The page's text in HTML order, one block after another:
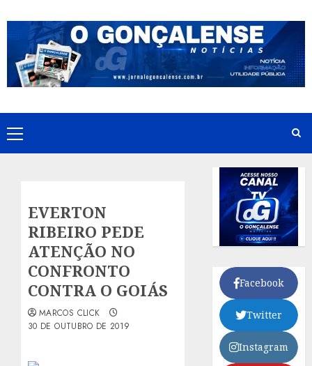
to
content
Primary
Menu
EVERTON
RIBEIRO PEDE
ATENÇÃO NO
CONFRONTO
CONTRA O GOIÁS
MARCOS CLICK
30 DE OUTUBRO DE 2019
Facebook
Twitter
Instagram